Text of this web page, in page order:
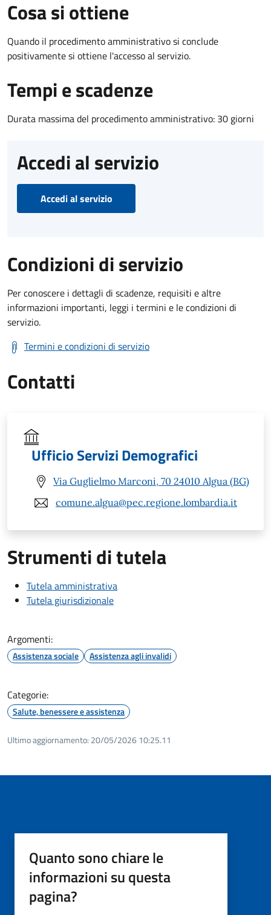
Cosa si ottiene
Quando il procedimento amministrativo si conclude
positivamente si ottiene l'accesso al servizio.
Tempi e scadenze
Durata massima del procedimento amministrativo: 30 giorni
Accedi al servizio
Accedi al servizio
Condizioni di servizio
Per conoscere i dettagli di scadenze, requisiti e altre
informazioni importanti, leggi i termini e le condizioni di
servizio.
Termini e condizioni di servizio
Contatti
Ufficio Servizi Demografici
Via Guglielmo Marconi, 70 24010 Algua (BG)
comune.algua@pec.regione.lombardia.it
Strumenti di tutela
Tutela amministrativa
Tutela giurisdizionale
Argomenti:
Assistenza sociale Assistenza agli invalidi
Categorie:
Salute, benessere e assistenza
Ultimo aggiornamento: 20/05/2026 10:25.11
Quanto sono chiare le
informazioni su questa
pagina?